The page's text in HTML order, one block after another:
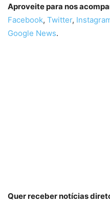
Aproveite para nos
Facebook, Twitter,
Google News.
Quer receber notícias